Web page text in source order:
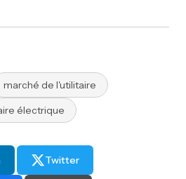
marché de l'utilitaire
électrique
Twitter